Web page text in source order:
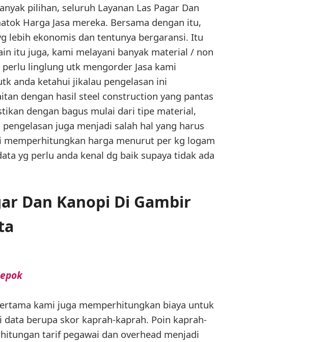
pilihan, seluruh Layanan Las Pagar Dan
Harga Jasa mereka. Bersama dengan itu,
lebih ekonomis dan tentunya bergaransi. Itu
itu juga, kami melayani banyak material / non
linglung utk mengorder Jasa kami
anda ketahui jikalau pengelasan ini
dengan hasil steel construction yang pantas
dengan bagus mulai dari tipe material,
juga menjadi salah hal yang harus
harga menurut per kg logam
yg perlu anda kenal dg baik supaya tidak ada
Dan Kanopi Di Gambir
kami juga memperhitungkan biaya untuk
berupa skor kaprah-kaprah. Poin kaprah-
tarif pegawai dan overhead menjadi